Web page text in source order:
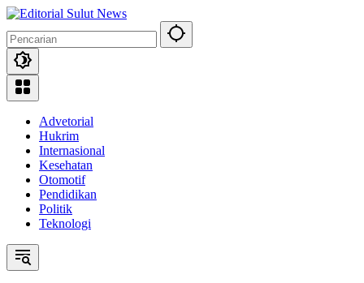
Langsung
konten
Advetorial
Hukrim
Internasional
Kesehatan
Otomotif
Pendidikan
Politik
Teknologi